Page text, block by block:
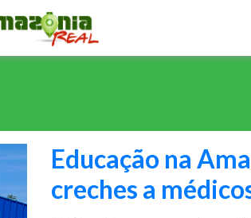
Educação na
creches a